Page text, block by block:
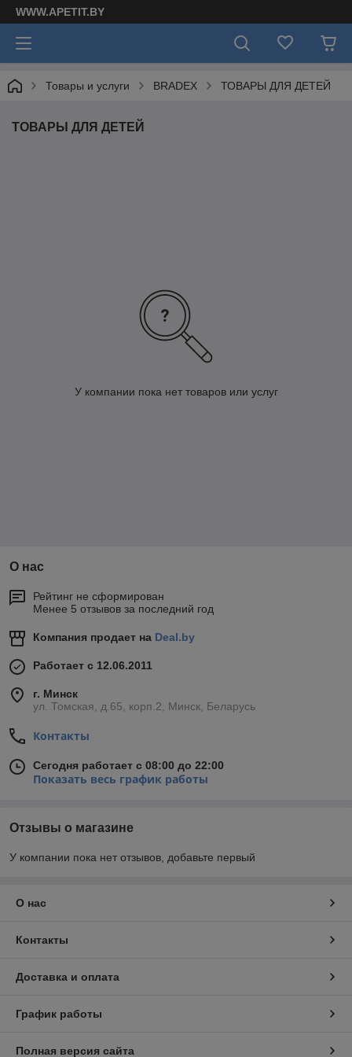
WWW.APETIT.BY
Товары и услуги BRADEX ТОВАРЫ ДЛЯ ДЕТЕЙ
ТОВАРЫ ДЛЯ ДЕТЕЙ
У компании пока нет товаров или услуг
О нас
Рейтинг не сформирован
Менее 5 отзывов за последний год
Компания продает на Deal.by
Работает с 12.06.2011
г. Минск
ул. Томская, д.65, корп.2, Минск, Беларусь
Контакты
Сегодня работает с 08:00 до 22:00
Показать весь график работы
Отзывы о магазине
У компании пока нет отзывов, добавьте первый
О нас
Контакты
Доставка и оплата
График работы
Полная версия сайта